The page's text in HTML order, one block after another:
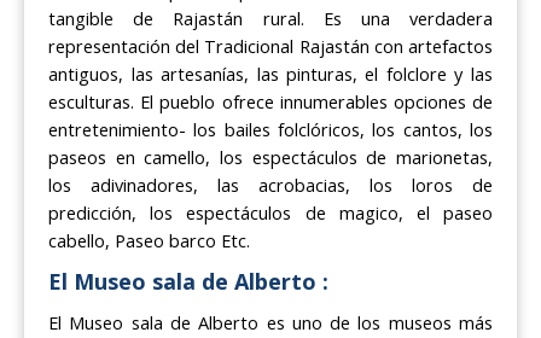
tangible de Rajastán rural. Es una verdadera
representación del Tradicional Rajastán con artefactos
antiguos, las artesanías, las pinturas, el folclore y las
esculturas. El pueblo ofrece innumerables opciones de
entretenimiento- los bailes folclóricos, los cantos, los
paseos en camello, los espectáculos de marionetas,
los adivinadores, las acrobacias, los loros de
predicción, los espectáculos de magico, el paseo
cabello, Paseo barco Etc.
El Museo sala de Alberto :
El Museo sala de Alberto es uno de los museos más